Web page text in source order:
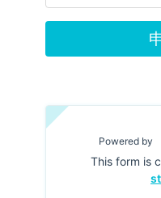
Powered by
This form is